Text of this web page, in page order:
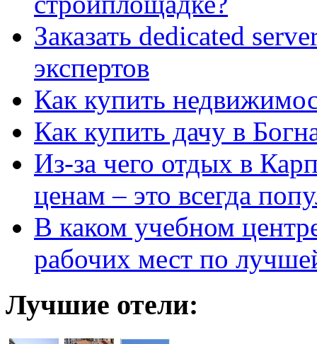
Заказать dedicated
экспертов
Как купить
Как купить дачу в
Из-за чего отдых в
ценам – это всегда
В каком учебном
рабочих мест по
Лучшие отели: